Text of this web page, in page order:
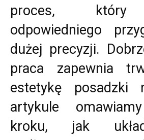
proces, który
odpowiedniego
dużej precyzji.
praca zapewnia
estetykę
artykule
kroku, jak